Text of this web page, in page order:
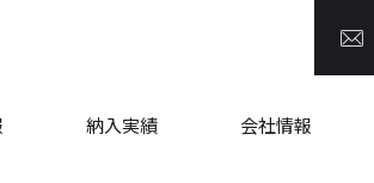
納入実績 会社情報